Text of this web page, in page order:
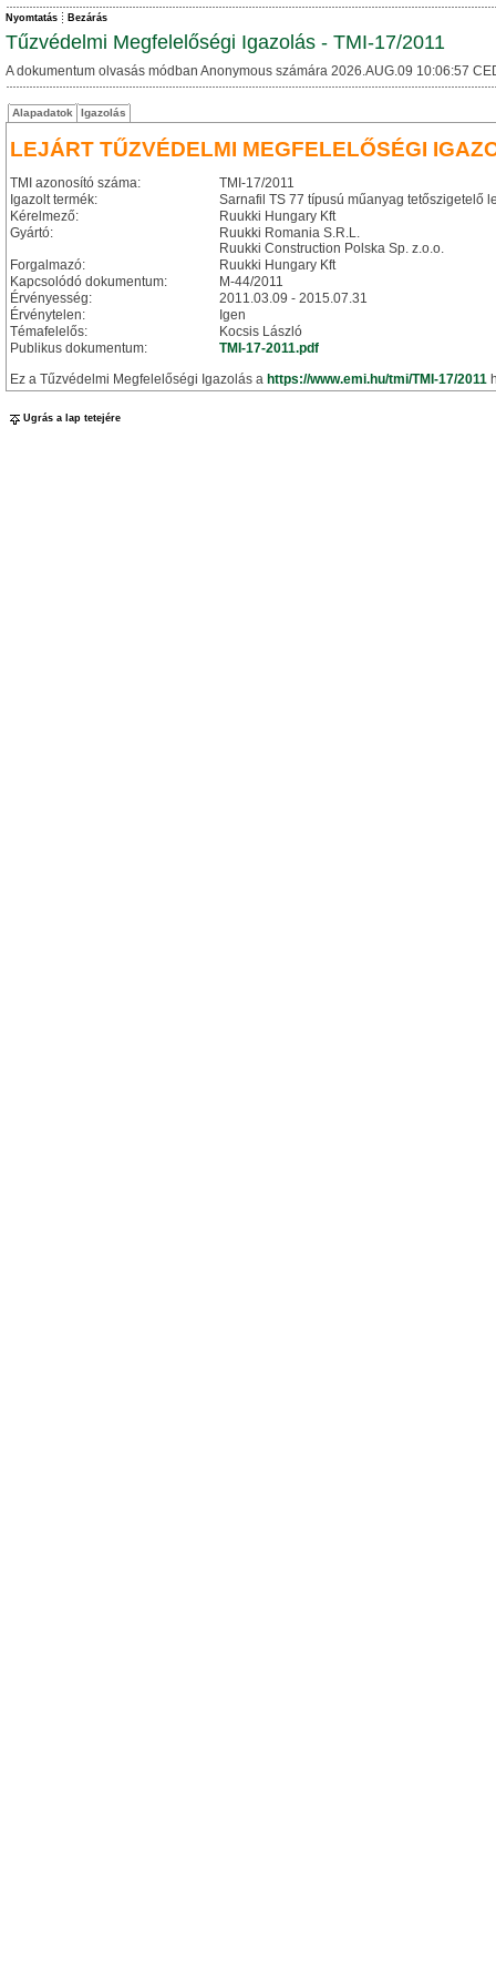
Nyomtatás Bezárás
Tűzvédelmi Megfelelőségi Igazolás - TMI-17/2011
A dokumentum olvasás módban Anonymous számára 2026.AUG.09 10:06:57
Alapadatok Igazolás
LEJÁRT TŰZVÉDELMI MEGFELELŐSÉGI
TMI azonosító száma:
TMI-17/2011
Igazolt termék:
Sarnafil TS 77 típusú műanyag tetőszigetelő
Kérelmező:
Ruukki Hungary Kft
Gyártó:
Ruukki Romania S.R.L.
Ruukki Construction Polska Sp. z.o.o.
Forgalmazó:
Ruukki Hungary Kft
Kapcsolódó dokumentum:
M-44/2011
Érvényesség:
2011.03.09 - 2015.07.31
Érvénytelen:
Igen
Témafelelős:
Kocsis László
Publikus dokumentum:
TMI-17-2011.pdf
Ez a Tűzvédelmi Megfelelőségi Igazolás a https://www.emi.hu/tmi/TMI-17/2011
Ugrás a lap tetejére